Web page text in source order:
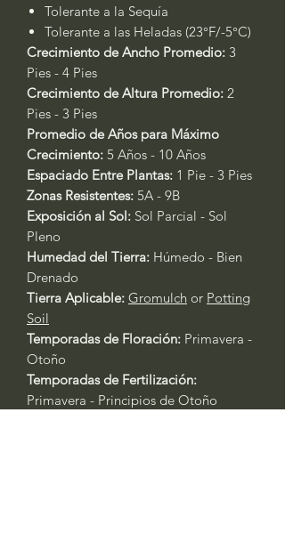
Tolerante a la Sequía
Tolerante a las Heladas (23°F/-5°C)
Crecimiento de Ancho Promedio: 3
Pies - 4 Pies
Crecimiento de Altura Promedio: 2
Pies - 3 Pies
Promedio de Años para Máximo
Crecimiento: 5 Años - 10 Años
Espaciado Entre Plantas: 1 Pie - 3 Pies
Zonas Resistentes: 5A - 9B
Exposición al Sol: Sol Parcial - Sol
Pleno
Humedad del Tierra: Húmedo - Bien
Drenado
Tierra Aplicable: Gromulch or Potting
Soil
Temporadas de Floración: Primavera -
Otoño
Temporadas de Fertilización:
Primavera - Principios de Otoño